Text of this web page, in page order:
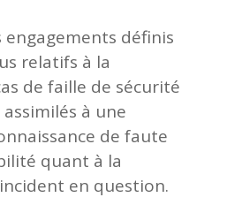
engagements définis
relatifs à la
de faille de sécurité
à une
de faute
quant à la
en question.